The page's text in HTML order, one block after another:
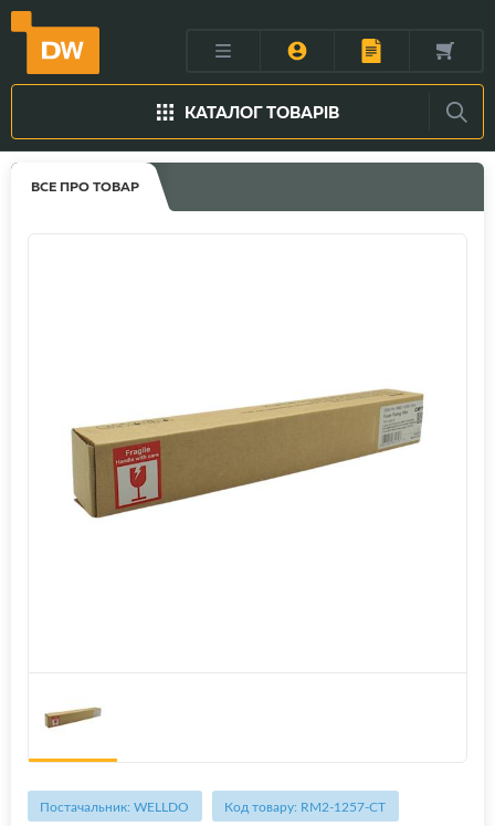
КАТАЛОГ ТОВАРІВ
ВСЕ ПРО ТОВАР
Постачальник: WELLDO Код товару: RM2-1257-CT